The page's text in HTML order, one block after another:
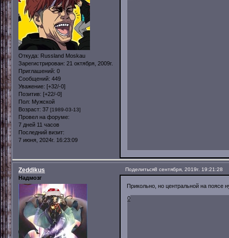
Откуда: Russland Moskau
Зарегистрирован: 21 октября, 2009г.
Приглашений: 0
Сообщений: 449
Уважение: [+32/-0]
Позитив: [+22/-0]
Пол: Мужской
Возраст: 37 [1989-03-13]
Провел на форуме:
7 дней 11 часов
Последний визит:
7 июня, 2024г. 16:23:09
Поделиться8 сентября, 2019г. 19:21:28
Zeddikus
Надмозг
Прикольно, но центральной на поясе
0